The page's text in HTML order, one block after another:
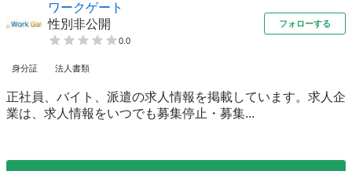
ワークゲート
性別非公開
0.0
フォローする
身分証 法人書類
正社員、バイト、派遣の求人情報を掲載しています。求人企
業は、求人情報をいつでも募集停止・募集...